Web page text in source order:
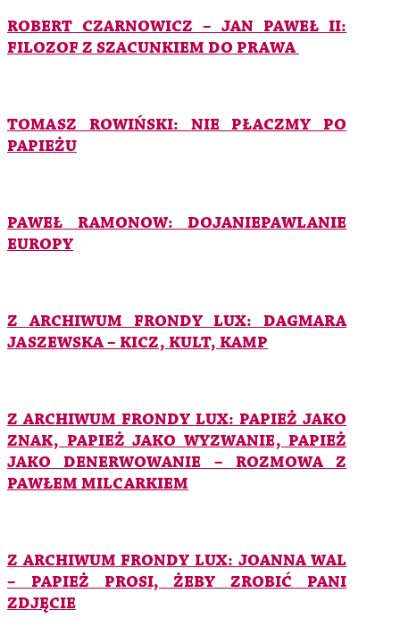
ROBERT CZARNOWICZ – JAN PAWEŁ II:
FILOZOF Z SZACUNKIEM DO PRAWA
TOMASZ ROWIŃSKI: NIE PŁACZMY PO
PAPIEŻU
PAWEŁ RAMONOW: DOJANIEPAWLANIE
EUROPY
Z ARCHIWUM FRONDY LUX: DAGMARA
JASZEWSKA – KICZ, KULT, KAMP
Z ARCHIWUM FRONDY LUX: PAPIEŻ JAKO
ZNAK, PAPIEŻ JAKO WYZWANIE, PAPIEŻ
JAKO DENERWOWANIE – ROZMOWA Z
PAWŁEM MILCARKIEM
Z ARCHIWUM FRONDY LUX: JOANNA WAL
– PAPIEŻ PROSI, ŻEBY ZROBIĆ PANI
ZDJĘCIE